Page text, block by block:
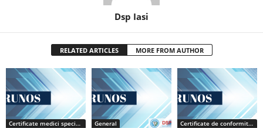
Dsp Iasi
RELATED ARTICLES MORE FROM AUTHOR
Certificate medici specialiști / primari General Certificate de conformitate